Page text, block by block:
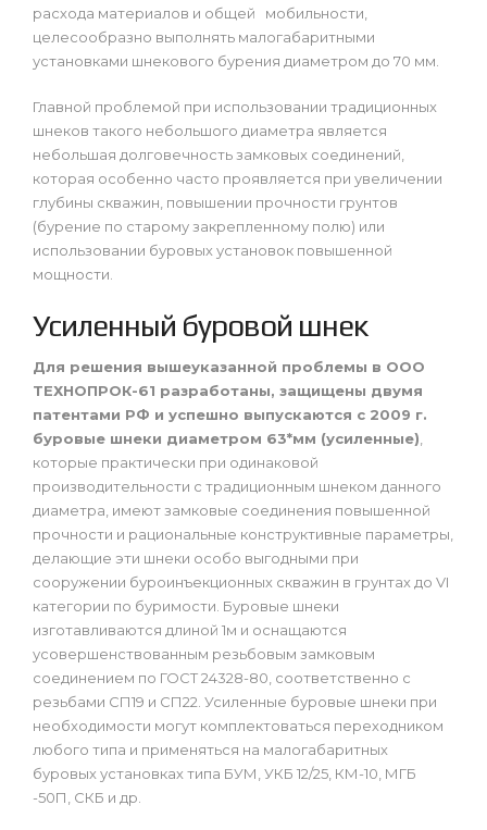
расхода материалов и общей мобильности,
целесообразно выполнять малогабаритными
установками шнекового бурения диаметром до 70 мм.
Главной проблемой при использовании традиционных
шнеков такого небольшого диаметра является
небольшая долговечность замковых соединений,
которая особенно часто проявляется при увеличении
глубины скважин, повышении прочности грунтов
(бурение по старому закрепленному полю) или
использовании буровых установок повышенной
мощности.
Усиленный буровой шнек
Для решения вышеуказанной проблемы в ООО
ТЕХНОПРОК-61 разработаны, защищены двумя
патентами РФ и успешно выпускаются с 2009 г.
буровые шнеки диаметром 63*мм (усиленные),
которые практически при одинаковой
производительности с традиционным шнеком данного
диаметра, имеют замковые соединения повышенной
прочности и рациональные конструктивные параметры,
делающие эти шнеки особо выгодными при
сооружении буроинъекционных скважин в грунтах до VI
категории по буримости. Буровые шнеки
изготавливаются длиной 1м и оснащаются
усовершенствованным резьбовым замковым
соединением по ГОСТ 24328-80, соответственно с
резьбами СП19 и СП22. Усиленные буровые шнеки при
необходимости могут комплектоваться переходником
любого типа и применяться на малогабаритных
буровых установках типа БУМ, УКБ 12/25, КМ-10, МГБ
-50П, СКБ и др.